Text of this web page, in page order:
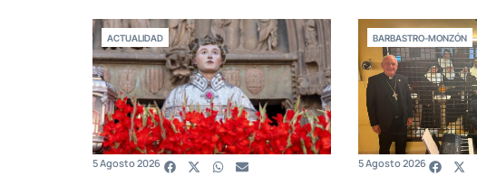
ACTUALIDAD
5 Agosto 2026
BARBASTRO-MONZÓN
5 Agosto 2026